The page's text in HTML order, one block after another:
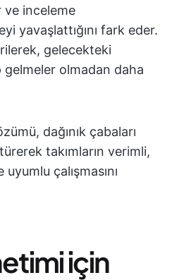
ve inceleme
yavaşlattığını fark eder.
gelecekteki
olmadan daha
dağınık çabaları
takımların verimli,
çalışmasını
için